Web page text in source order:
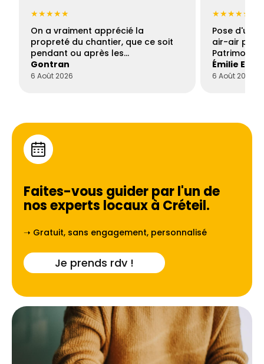
★★★★★
On a vraiment apprécié la
propreté du chantier, que ce soit
pendant ou après les…
Gontran
6 Août 2026
★★★★★
Pose d'une
air-air par
Patrimoine
Émilie
6 Août 2026
Faites-vous guider par l'un de
nos experts locaux à Créteil.
➝ Gratuit, sans engagement, personnalisé
Je prends rdv !